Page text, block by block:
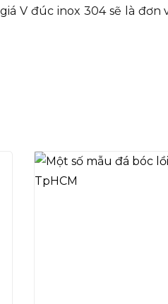
V đúc inox 304 sẽ là đơn